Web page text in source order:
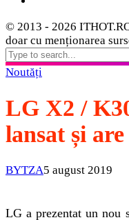
© 2013 - 2026
doar cu menționarea
Noutăți
LG X2 /
lansat și
BYTZA5 august 2019
LG a prezentat un nou